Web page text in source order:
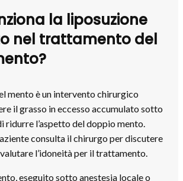
la liposuzione
nel trattamento del
mento è un intervento chirurgico
il grasso in eccesso accumulato sotto
ridurre l’aspetto del doppio mento.
consulta il chirurgo per discutere
l’idoneità per il trattamento.
eseguito sotto anestesia locale o